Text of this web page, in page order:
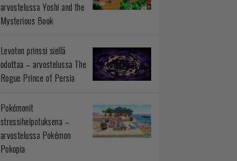
arvostelussa Yoshi and the
Mysterious Book
Levoton prinssi siellä
odottaa – arvostelussa The
Rogue Prince of Persia
Pokémonit
stressihelpotuksena –
arvostelussa Pokémon
Pokopia